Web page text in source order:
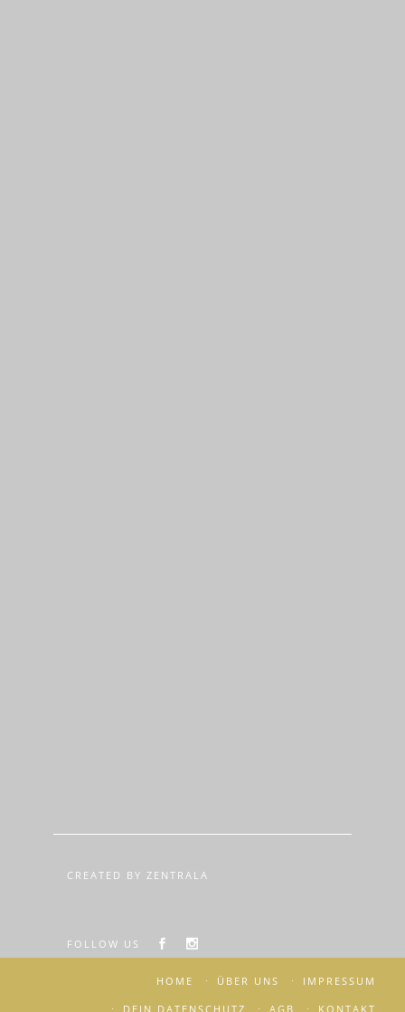
CREATED BY ZENTRALA
FOLLOW US
HOME ÜBER UNS IMPRESSUM
DEIN DATENSCHUTZ AGB KONTAKT